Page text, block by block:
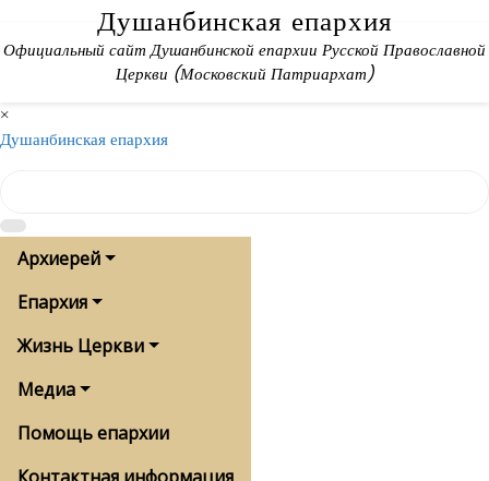
content
Душанбинская епархия
Официальный сайт Душанбинской епархии Русской Православной
Церкви (Московский Патриархат)
×
Душанбинская епархия
Архиерей
Епархия
Жизнь Церкви
Медиа
Помощь епархии